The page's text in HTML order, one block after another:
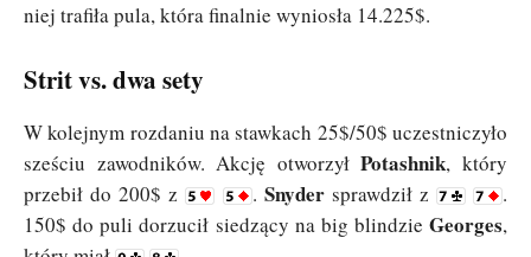
niej trafiła pula, która finalnie wyniosła 14.225$.
Strit vs. dwa sety
W kolejnym rozdaniu na stawkach 25$/50$ uczestniczyło
sześciu zawodników. Akcję otworzyłPotashnik, który
przebił do 200$ z
. Snydersprawdził z
.
150$ do puli dorzucił siedzący na big blindzie Georges,